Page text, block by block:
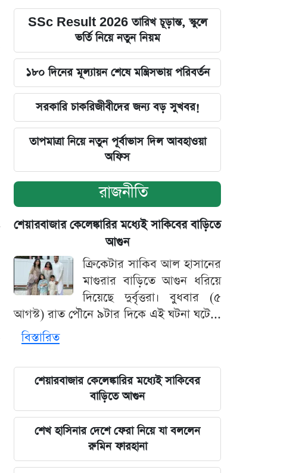
SSc Result 2026 তারিখ চূড়ান্ত, স্কুলে
ভর্তি নিয়ে নতুন নিয়ম
১৮০ দিনের মূল্যায়ন শেষে মন্ত্রিসভায় পরিবর্তন
সরকারি চাকরিজীবীদের জন্য বড় সুখবর!
তাপমাত্রা নিয়ে নতুন পূর্বাভাস দিল আবহাওয়া
অফিস
রাজনীতি
শেয়ারবাজার কেলেঙ্কারির মধ্যেই সাকিবের বাড়িতে
আগুন
ক্রিকেটার সাকিব আল হাসানের
মাগুরার বাড়িতে আগুন ধরিয়ে
দিয়েছে দুর্বৃত্তরা। বুধবার (৫
আগস্ট) রাত পৌনে ৯টার দিকে এই ঘটনা ঘটে...
বিস্তারিত
শেয়ারবাজার কেলেঙ্কারির মধ্যেই সাকিবের
বাড়িতে আগুন
শেখ হাসিনার দেশে ফেরা নিয়ে যা বললেন
রুমিন ফারহানা